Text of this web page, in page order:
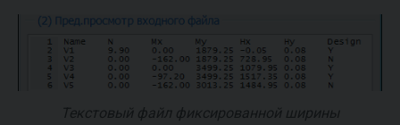
Текстовый файл фиксированной ширины